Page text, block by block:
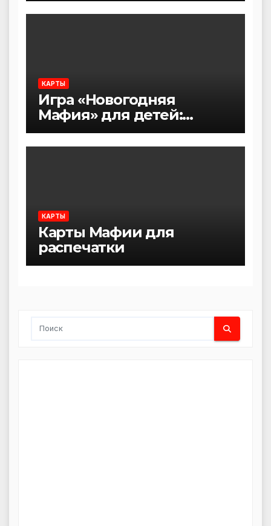
правила)
КАРТЫ
Игра «Новогодняя
Мафия» для детей:
карточки
КАРТЫ
Карты Мафии для
распечатки